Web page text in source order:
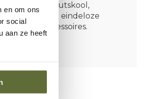
en om ons
social
aan ze heeft
alles over houtskool,
rubs én de eindeloze
van BBQ-accessoires.